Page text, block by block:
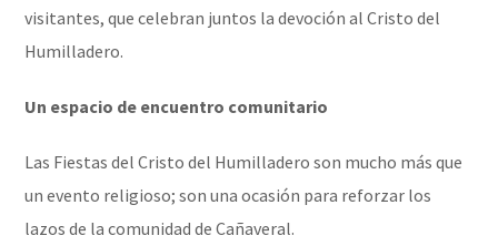
visitantes, que celebran juntos la devoción al Cristo del
Humilladero.
Un espacio de encuentro comunitario
Las Fiestas del Cristo del Humilladero son mucho más que
un evento religioso; son una ocasión para reforzar los
lazos de la comunidad de Cañaveral.